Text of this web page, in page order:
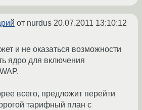
от nurdus 20.07.2011 13:10:12
и не оказаться возможности
ядро для включения
всего, предложит перейти
тарифный план с